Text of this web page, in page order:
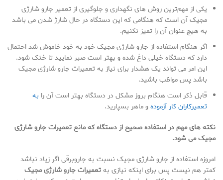
یکی از مهم‌ترین روش های نگهداری و جلوگیری از تعمیر جارو شارژی
مجیک آن است که هنگامی که این دستگاه در حال شارژ شدن می باشد
به هیچ عنوان آن را تمیز نکنیم.
اگر هنگام استفاده از جارو شارژی مجیک خود به خود خاموش شد احتمال
دارد که دستگاه خیلی داغ شده و بهتر است صبر نمایید تا خنک شود.
این امر می تواند یک هشدار برای نیاز به تعمیرات جارو شارژی مجیک
باشد پس مواظب باشید.
قابل ذکر است هنگام بروز مشکل در دستگاه بهتر است آن را به
تعمیرکاران کار آزمودهو ماهر بسپارید.
نکته های مهم در استفاده صحیح از دستگاه که مانع تعمیرات جارو شارژی
مجیک می شود.
امروزه استفاده از جارو شارژی مجیک نسبت به جاروبرقی اگر زیاد نباشد
کمتر هم نیست پس برای اینکه نیازی بهتعمیرات جارو شارژی مجیک